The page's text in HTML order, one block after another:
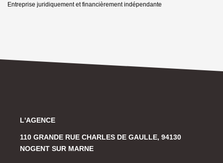
Entreprise juridiquement et financièrement indépendante
L'AGENCE
110 GRANDE RUE CHARLES DE GAULLE, 94130
NOGENT SUR MARNE